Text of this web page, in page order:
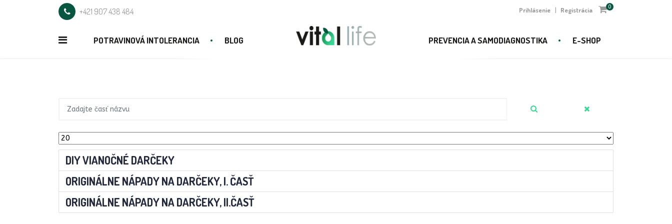
+421 907 438 484 Prihlásenie | Registrácia 0
POTRAVINOVÁ INTOLERANCIA BLOG PREVENCIA A SAMODIAGNOSTIKA E-SHOP
DIY VIANOČNÉ DARČEKY
ORIGINÁLNE NÁPADY NA DARČEKY, I. ČASŤ
ORIGINÁLNE NÁPADY NA DARČEKY, II.ČASŤ